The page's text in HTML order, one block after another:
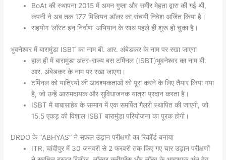
BoAt की स्थापना 2015 में अमन गुप्ता और समीर मेहता द्वारा की गई थी,
कंपनी ने अब तक 177 मिलियन डॉलर का संचयी निवेश अर्जित किया है।
सहयोग ‘लॉस्ट इन निर्वाण’ अभियान के साथ पहले ही शुरू हो चुका है।
भुवनेश्वर में बारामुंडा ISBT का नाम बी. आर. अंबेडकर के नाम पर रखा जाएगा
हाल ही में बारामुंडा अंतर-राज्य बस टर्मिनल (ISBT)भुवनेश्वर का नाम बी.
आर. अंबेडकर के नाम पर रखा जाएगा।
टर्मिनल को यात्रियों की आवश्यकताओं को पूरा करने के लिए तैयार किया गया
है, जो उन्हें आरामदायक और सुविधाजनक यात्रा प्रदान करता है।
ISBT में बाबासाहेब के सम्मान में एक समर्पित गैलरी स्थापित की जाएगी, जो
15.5 एकड़ की विशाल ISBT बारामुंडा परियोजना का पूरक होगी।
DRDO के “ABHYAS” ने सफल उड़ान परीक्षणों का रिकॉर्ड बनाया
ITR, चांदीपुर में 30 जनवरी से 2 फरवरी तक किए गए चार उड़ान परीक्षणों